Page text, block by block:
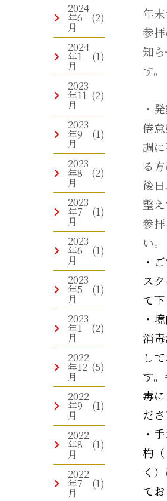
2024
年6
月
(2)
2024
年1
月
(1)
2023
年11
月
(2)
2023
年9
月
(1)
2023
年8
月
(2)
2023
年7
月
(1)
2023
年6
月
(1)
2023
年5
月
(1)
2023
年1
月
(2)
2022
年12
月
(5)
2022
年9
月
(1)
2022
年8
月
(1)
2022
年7
月
(1)
年
参
知
す。
・
倦
調
る方
後
整
参
い。
・
ス
て下
・
消
し
す
毒
ださ
・
杓
く
てお